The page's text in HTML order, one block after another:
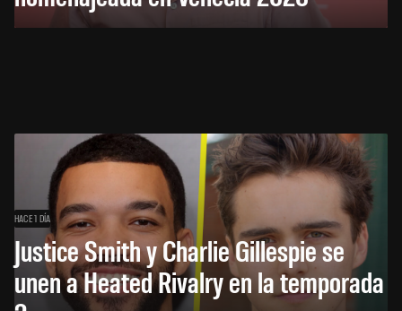
HACE 1 DÍA
Justice Smith y Charlie Gillespie se
unen a Heated Rivalry en la temporada